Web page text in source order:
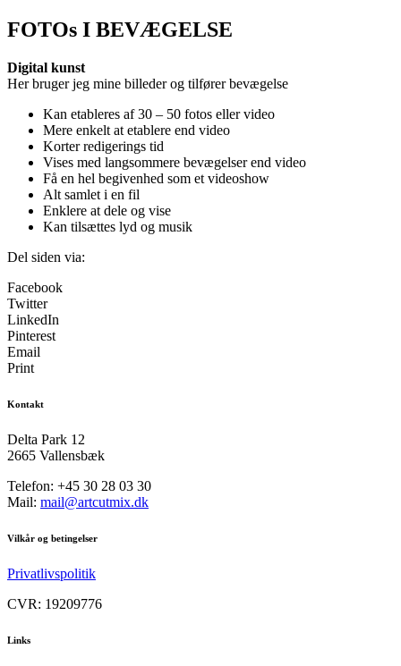
FOTOs I BEVÆGELSE
Digital kunst
Her bruger jeg mine billeder og tilfører bevægelse
Kan etableres af 30 – 50 fotos eller video
Mere enkelt at etablere end video
Korter redigerings tid
Vises med langsommere bevægelser end video
Få en hel begivenhed som et videoshow
Alt samlet i en fil
Enklere at dele og vise
Kan tilsættes lyd og musik
Del siden via:
Facebook
Twitter
LinkedIn
Pinterest
Email
Print
Kontakt
Delta Park 12
2665 Vallensbæk
Telefon: +45 30 28 03 30
Mail: mail@artcutmix.dk
Vilkår og betingelser
Privatlivspolitik
CVR: 19209776
Links